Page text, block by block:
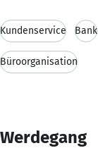
Kundenservice Bank
Büroorganisation
Werdegang